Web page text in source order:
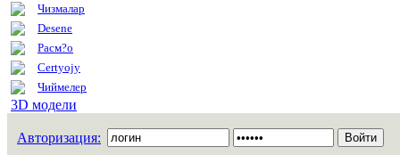
Чизмалар
Desene
Расм?о
Certyojy
Чиймелер
3D модели
Авторизация: